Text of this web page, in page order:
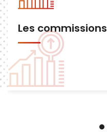
Les commissions